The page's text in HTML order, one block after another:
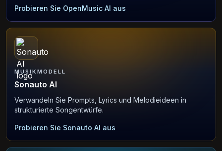
Probieren Sie OpenMusic AI aus
MUSIKMODELL
Sonauto AI
Verwandeln Sie Prompts, Lyrics und Melodieideen in
strukturierte Songentwürfe.
Probieren Sie Sonauto AI aus